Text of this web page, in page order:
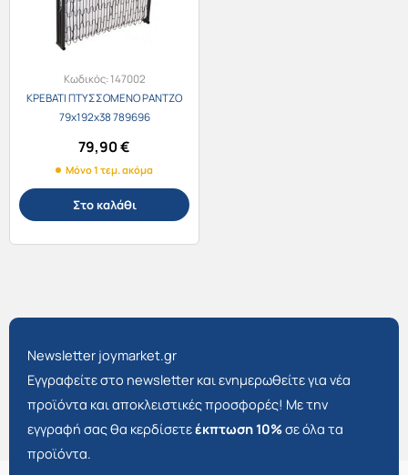
Κωδικός:147002
ΚΡΕΒΑΤΙ ΠΤΥΣΣΟΜΕΝΟ ΡΑΝΤΖΟ
79x192x38 789696
79,90€
Μόνο 1 τεμ. ακόμα
Στο καλάθι
Newsletter joymarket.gr
Εγγραφείτε στο newsletter και ενημερωθείτε για νέα
προϊόντα και αποκλειστικές προσφορές! Με την
εγγραφή σας θα κερδίσετεέκπτωση 10%σε όλα τα
προϊόντα.